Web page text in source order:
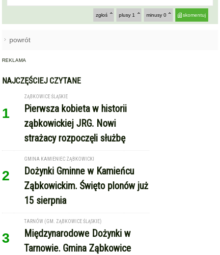
skomentuj
minusy 0
plusy 1
zgłoś
powrót
REKLAMA
NAJCZĘŚCIEJ CZYTANE
1
ZĄBKOWICE ŚLĄSKIE
Pierwsza kobieta w historii
ząbkowickiej JRG. Nowi
strażacy rozpoczęli służbę
2
GMINA KAMIENIEC ZĄBKOWICKI
Dożynki Gminne w Kamieńcu
Ząbkowickim. Święto plonów już
15 sierpnia
3
TARNÓW (GM. ZĄBKOWICE ŚLĄSKIE)
Międzynarodowe Dożynki w
Tarnowie. Gmina Ząbkowice